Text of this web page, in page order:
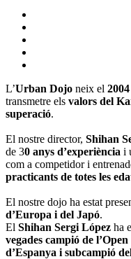
L’Urban Dojo neix el 2004
transmetre els valors del
superació.
El nostre director, Shihan
de 30 anys d’experiència i
com a competidor i
practicants de totes les
El nostre dojo ha estat
d’Europa i del Japó.
El Shihan Sergi López ha
vegades campió de
d’Espanya i subcampió